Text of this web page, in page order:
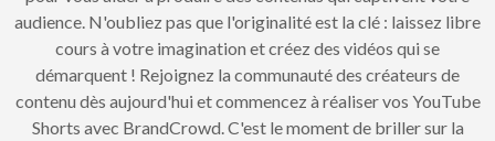
audience. N'oubliez pas que l'originalité est la clé : laissez libre
cours à votre imagination et créez des vidéos qui se
démarquent ! Rejoignez la communauté des créateurs de
contenu dès aujourd'hui et commencez à réaliser vos YouTube
Shorts avec BrandCrowd. C'est le moment de briller sur la